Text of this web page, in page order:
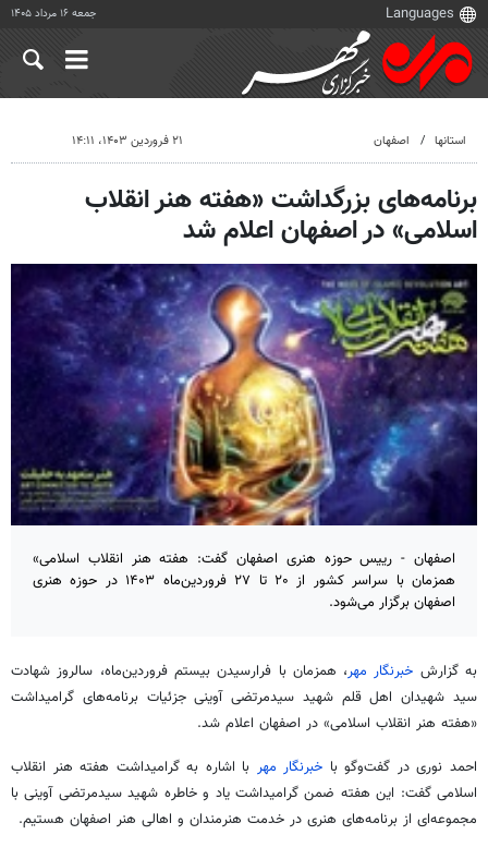
جمعه ۱۶ مرداد ۱۴۰۵
استانها اصفهان ۲۱ فروردین ۱۴۰۳، ۱۴:۱۱
برنامه‌های بزرگداشت «هفته هنر انقلاب
اسلامی» در اصفهان اعلام شد
اصفهان - رییس حوزه هنری اصفهان گفت: هفته هنر انقلاب اسلامی»
همزمان با سراسر کشور از ۲۰ تا ۲۷ فروردین‌ماه ۱۴۰۳ در حوزه هنری
اصفهان برگزار می‌شود.
به گزارش خبرنگار مهر، همزمان با فرارسیدن بیستم فروردین‌ماه، سالروز شهادت
سید شهیدان اهل قلم شهید سیدمرتضیآوینیجزئیات برنامه‌های گرامیداشت
«هفته هنر انقلاب اسلامی» در اصفهان اعلام شد.
احمد نوری در گفت‌وگو با خبرنگار مهر با اشاره به گرامیداشت هفته هنر انقلاب
اسلامی گفت: این هفته ضمن گرامیداشت یاد و خاطره شهید سیدمرتضیآوینیبا
مجموعه‌ای از برنامه‌های هنری در خدمت هنرمندان و اهالی هنر اصفهان هستیم.